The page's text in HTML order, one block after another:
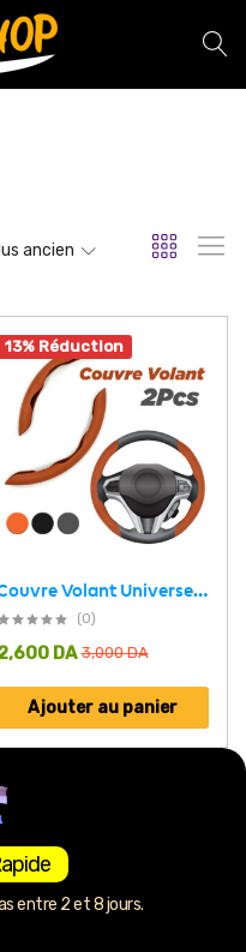
ancien
13% Réduction
Couvre Volant Universel en Simili Cuir 2Pcs
(0)
3,000DA
DA
Ajouter au panier
entre 2 et 8 jours.